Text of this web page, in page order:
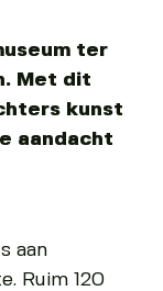
ter
Met dit
kunst
aandacht
aan
Ruim 120